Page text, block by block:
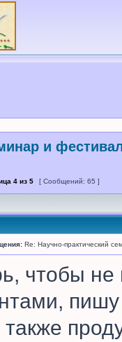
и
4 из 5 [ Сообщений: 65 ]
Re: Научно-практический
чтобы не
также